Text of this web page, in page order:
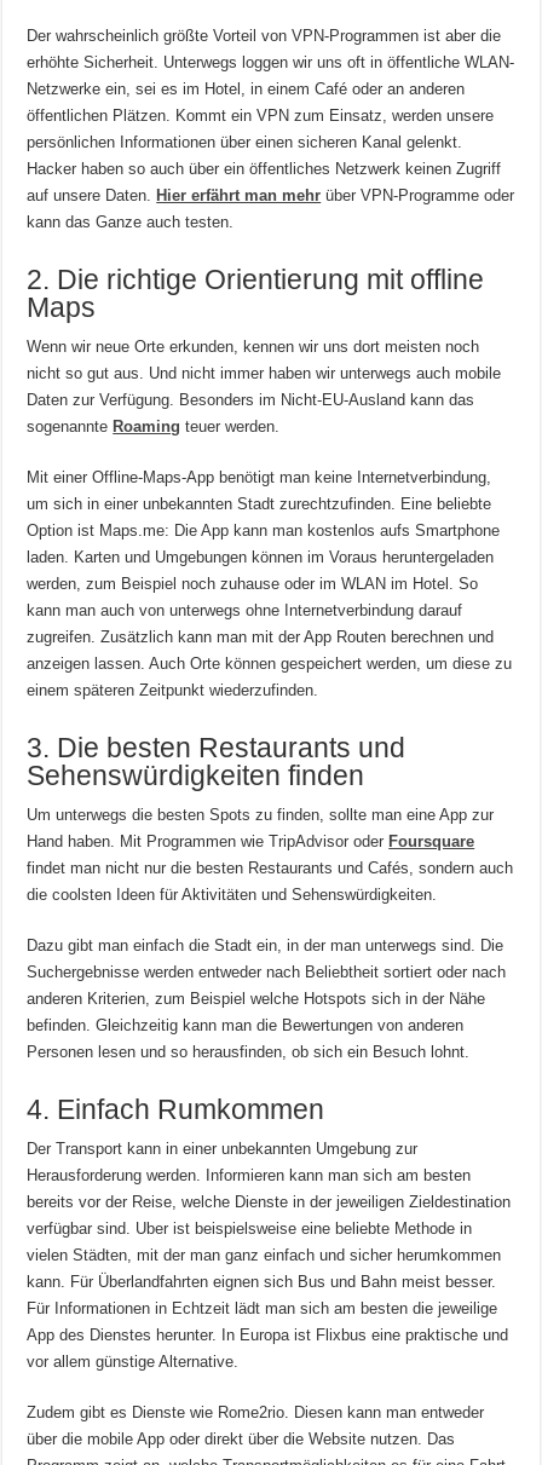
Der wahrscheinlich größte Vorteil von VPN-Programmen ist aber die
erhöhte Sicherheit. Unterwegs loggen wir uns oft in öffentliche WLAN-
Netzwerke ein, sei es im Hotel, in einem Café oder an anderen
öffentlichen Plätzen. Kommt ein VPN zum Einsatz, werden unsere
persönlichen Informationen über einen sicheren Kanal gelenkt.
Hacker haben so auch über ein öffentliches Netzwerk keinen Zugriff
auf unsere Daten. Hier erfährt man mehr über VPN-Programme oder
kann das Ganze auch testen.
2. Die richtige Orientierung mit offline
Maps
Wenn wir neue Orte erkunden, kennen wir uns dort meisten noch
nicht so gut aus. Und nicht immer haben wir unterwegs auch mobile
Daten zur Verfügung. Besonders im Nicht-EU-Ausland kann das
sogenannte Roaming teuer werden.
Mit einer Offline-Maps-App benötigt man keine Internetverbindung,
um sich in einer unbekannten Stadt zurechtzufinden. Eine beliebte
Option ist Maps.me: Die App kann man kostenlos aufs Smartphone
laden. Karten und Umgebungen können im Voraus heruntergeladen
werden, zum Beispiel noch zuhause oder im WLAN im Hotel. So
kann man auch von unterwegs ohne Internetverbindung darauf
zugreifen. Zusätzlich kann man mit der App Routen berechnen und
anzeigen lassen. Auch Orte können gespeichert werden, um diese zu
einem späteren Zeitpunkt wiederzufinden.
3. Die besten Restaurants und
Sehenswürdigkeiten finden
Um unterwegs die besten Spots zu finden, sollte man eine App zur
Hand haben. Mit Programmen wie TripAdvisor oder Foursquare
findet man nicht nur die besten Restaurants und Cafés, sondern auch
die coolsten Ideen für Aktivitäten und Sehenswürdigkeiten.
Dazu gibt man einfach die Stadt ein, in der man unterwegs sind. Die
Suchergebnisse werden entweder nach Beliebtheit sortiert oder nach
anderen Kriterien, zum Beispiel welche Hotspots sich in der Nähe
befinden. Gleichzeitig kann man die Bewertungen von anderen
Personen lesen und so herausfinden, ob sich ein Besuch lohnt.
4. Einfach Rumkommen
Der Transport kann in einer unbekannten Umgebung zur
Herausforderung werden. Informieren kann man sich am besten
bereits vor der Reise, welche Dienste in der jeweiligen Zieldestination
verfügbar sind. Uber ist beispielsweise eine beliebte Methode in
vielen Städten, mit der man ganz einfach und sicher herumkommen
kann. Für Überlandfahrten eignen sich Bus und Bahn meist besser.
Für Informationen in Echtzeit lädt man sich am besten die jeweilige
App des Dienstes herunter. In Europa ist Flixbus eine praktische und
vor allem günstige Alternative.
Zudem gibt es Dienste wie Rome2rio. Diesen kann man entweder
über die mobile App oder direkt über die Website nutzen. Das